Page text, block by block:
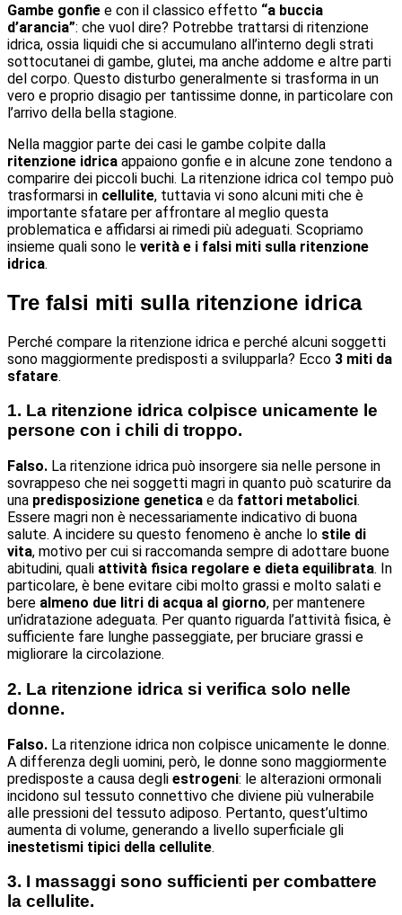
Gambe gonfie e con il classico effetto “a buccia
d’arancia”: che vuol dire? Potrebbe trattarsi di ritenzione
idrica, ossia liquidi che si accumulano all’interno degli strati
sottocutanei di gambe, glutei, ma anche addome e altre parti
del corpo. Questo disturbo generalmente si trasforma in un
vero e proprio disagio per tantissime donne, in particolare con
l’arrivo della bella stagione.
Nella maggior parte dei casi le gambe colpite dalla
ritenzione idrica appaiono gonfie e in alcune zone tendono a
comparire dei piccoli buchi. La ritenzione idrica col tempo può
trasformarsi in cellulite, tuttavia vi sono alcuni miti che è
importante sfatare per affrontare al meglio questa
problematica e affidarsi ai rimedi più adeguati. Scopriamo
insieme quali sono le verità e i falsi miti sulla ritenzione
idrica.
Tre falsi miti sulla ritenzione idrica
Perché compare la ritenzione idrica e perché alcuni soggetti
sono maggiormente predisposti a svilupparla? Ecco 3 miti da
sfatare.
1. La ritenzione idrica colpisce unicamente le
persone con i chili di troppo.
Falso. La ritenzione idrica può insorgere sia nelle persone in
sovrappeso che nei soggetti magri in quanto può scaturire da
una predisposizione genetica e da fattori metabolici.
Essere magri non è necessariamente indicativo di buona
salute. A incidere su questo fenomeno è anche lo stile di
vita, motivo per cui si raccomanda sempre di adottare buone
abitudini, quali attività fisica regolare e dieta equilibrata. In
particolare, è bene evitare cibi molto grassi e molto salati e
bere almeno due litri di acqua al giorno, per mantenere
un’idratazione adeguata. Per quanto riguarda l’attività fisica, è
sufficiente fare lunghe passeggiate, per bruciare grassi e
migliorare la circolazione.
2. La ritenzione idrica si verifica solo nelle
donne.
Falso. La ritenzione idrica non colpisce unicamente le donne.
A differenza degli uomini, però, le donne sono maggiormente
predisposte a causa degli estrogeni: le alterazioni ormonali
incidono sul tessuto connettivo che diviene più vulnerabile
alle pressioni del tessuto adiposo. Pertanto, quest’ultimo
aumenta di volume, generando a livello superficiale gli
inestetismi tipici della cellulite.
3. I massaggi sono sufficienti per combattere
la cellulite.